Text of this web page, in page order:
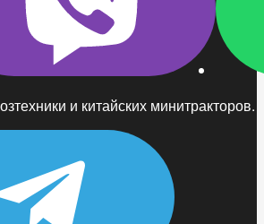
и китайских минитракторов.